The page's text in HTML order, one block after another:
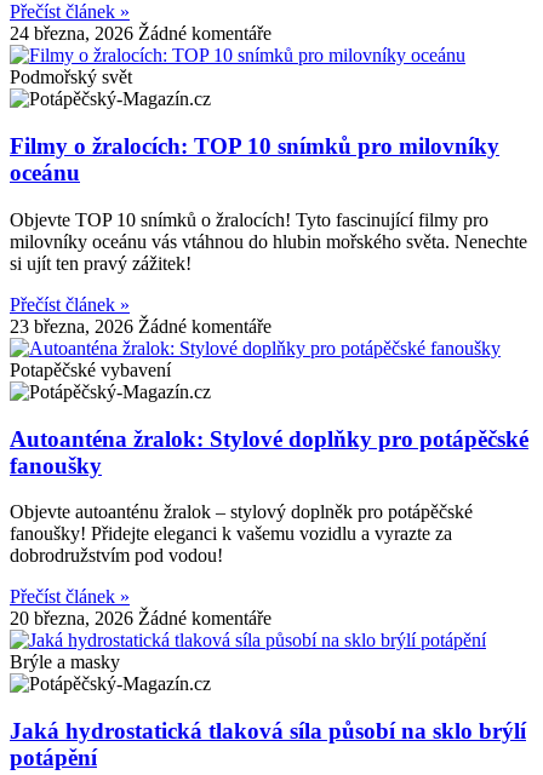
Přečíst článek »
24 března, 2026 Žádné komentáře
Podmořský svět
Filmy o žralocích: TOP 10 snímků pro milovníky
oceánu
Objevte TOP 10 snímků o žralocích! Tyto fascinující filmy pro
milovníky oceánu vás vtáhnou do hlubin mořského světa. Nenechte
si ujít ten pravý zážitek!
Přečíst článek »
23 března, 2026 Žádné komentáře
Potapěčské vybavení
Autoanténa žralok: Stylové doplňky pro potápěčské
fanoušky
Objevte autoanténu žralok – stylový doplněk pro potápěčské
fanoušky! Přidejte eleganci k vašemu vozidlu a vyrazte za
dobrodružstvím pod vodou!
Přečíst článek »
20 března, 2026 Žádné komentáře
Brýle a masky
Jaká hydrostatická tlaková síla působí na sklo brýlí
potápění